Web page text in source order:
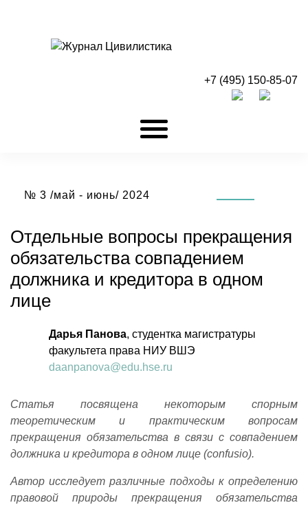
+7 (495) 150-85-07
№ 3 /май - июнь/ 2024
Отдельные вопросы прекращения
обязательства совпадением
должника и кредитора в одном
лице
Дарья Панова, студентка магистратуры
факультета права НИУ ВШЭ
daanpanova@edu.hse.ru
Статья посвящена некоторым спорным
теоретическим и практическим вопросам
прекращения обязательства в связи с совпадением
должника и кредитора в одном лице (confusio).
Автор исследует различные подходы к определению
правовой природы прекращения обязательства